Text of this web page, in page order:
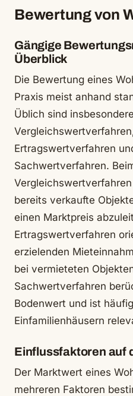
Bewertung von
Gängige
Überblick
Die Bewertung eines
Praxis meist anhand
Üblich sind
Ertragswertverfahren
Sachwertverfahren.
bereits verkaufte
einen Marktpreis
Ertragswertverfahren
erzielenden
bei vermieteten
Sachwertverfahren
Bodenwert und ist
Einfamilienhäusern
Einflussfaktoren auf
Der Marktwert eines
mehreren Faktoren